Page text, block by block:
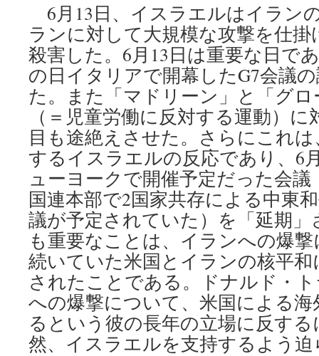
6月13日、イスラエルはイラン
ランに対して大規模な攻撃を仕
殺害した。6月13日は重要な日で
の日イタリアで開幕したG7会議
た。また「マドリーン」と「グ
（＝児童労働に反対する運動）
目も途絶えさせた。さらにこれ
するイスラエルの反応であり、6
ューヨークで開催予定だった会
国連本部で2国家共存による中東
議が予定されていた）を「延期
も重要なことは、イランへの爆
続いていた米国とイランの核平
されたことである。ドナルド・
への爆撃について、米国による
るという彼の長年の立場に反す
然、イスラエルを支持するよう